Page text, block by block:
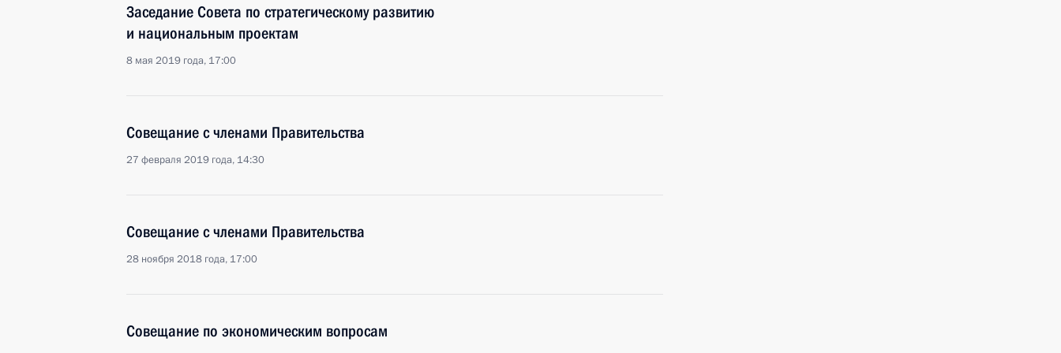
Заседание Совета по стратегическому развитию
и национальным проектам
8 мая 2019 года, 17:00
Совещание с членами Правительства
27 февраля 2019 года, 14:30
Совещание с членами Правительства
28 ноября 2018 года, 17:00
Совещание по экономическим вопросам